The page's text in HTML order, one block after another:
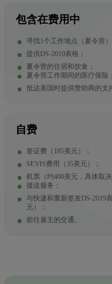
包含在费用中
寻找1个工作地点（夏令营）
提供DS-2019表格；
夏令营的住宿和饮食；
夏令营工作期间的医疗保险；
抵达美国时提供赞助商的支
自费
签证费（185美元）；
SEVIS费用（35美元）；
机票（约400美元，具体取
接送服务；
与快递和重新签发DS-2019
元）；
前往雇主的交通。